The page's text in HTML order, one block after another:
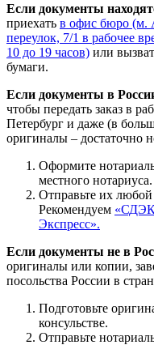
Если документы
приехать в офис бюро (м.
переулок, 7/1 в рабочее
10 до 19 часов) или
бумаги.
Если документы в
чтобы передать заказ в
Петербург и даже (в
оригиналы – достаточно
Оформите
местного нотариуса.
Отправьте их любой
Рекомендуем
Экспресс».
Если документы не в
оригиналы или копии,
посольства России в
Подготовьте
консульстве.
Отправьте